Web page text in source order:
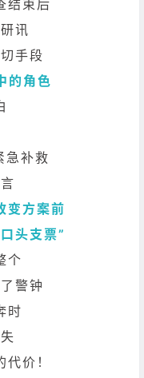
结束后
讯
手段
的角色
急补救
变方案前
头支票”
个
警钟
时
价！